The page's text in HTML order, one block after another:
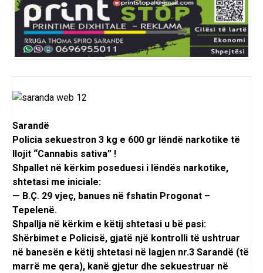
Sarandë
Policia sekuestron 3 kg e 600 gr lëndë narkotike të
llojit “Cannabis sativa” !
Shpallet në kërkim poseduesi i lëndës narkotike,
shtetasi me iniciale:
— B.Ç. 29 vjeç, banues në fshatin Progonat –
Tepelenë.
Shpallja në kërkim e këtij shtetasi u bë pasi:
Shërbimet e Policisë, gjatë një kontrolli të ushtruar
në banesën e këtij shtetasi në lagjen nr.3 Sarandë (të
marrë me qera), kanë gjetur dhe sekuestruar në